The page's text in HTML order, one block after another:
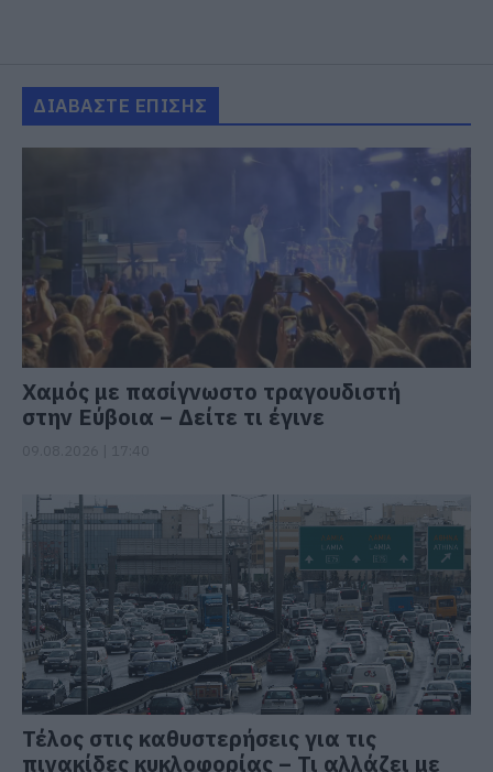
ΔΙΑΒΑΣΤΕ ΕΠΙΣΗΣ
Χαμός με πασίγνωστο τραγουδιστή
στην Εύβοια – Δείτε τι έγινε
Τέλος στις καθυστερήσεις για τις
πινακίδες κυκλοφορίας – Τι αλλάζει με